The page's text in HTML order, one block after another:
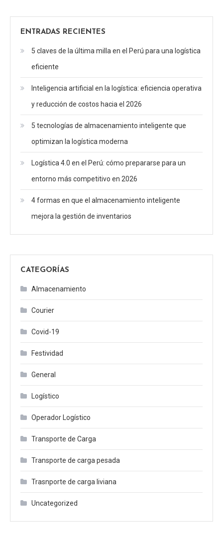
ENTRADAS RECIENTES
5 claves de la última milla en el Perú para una logística
eficiente
Inteligencia artificial en la logística: eficiencia operativa
y reducción de costos hacia el 2026
5 tecnologías de almacenamiento inteligente que
optimizan la logística moderna
Logística 4.0 en el Perú: cómo prepararse para un
entorno más competitivo en 2026
4 formas en que el almacenamiento inteligente
mejora la gestión de inventarios
CATEGORÍAS
Almacenamiento
Courier
Covid-19
Festividad
General
Logístico
Operador Logístico
Transporte de Carga
Transporte de carga pesada
Trasnporte de carga liviana
Uncategorized